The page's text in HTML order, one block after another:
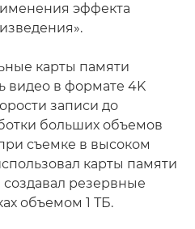
эффекта
карты памяти
видео в формате 4K
записи до
больших объемов
съемке в высоком
карты памяти
резервные
объемом 1 ТБ.